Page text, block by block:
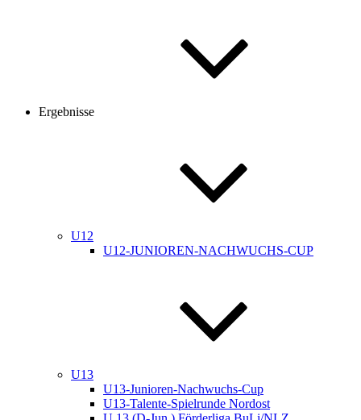
Ergebnisse
U12
U12-JUNIOREN-NACHWUCHS-CUP
U13
U13-Junioren-Nachwuchs-Cup
U13-Talente-Spielrunde Nordost